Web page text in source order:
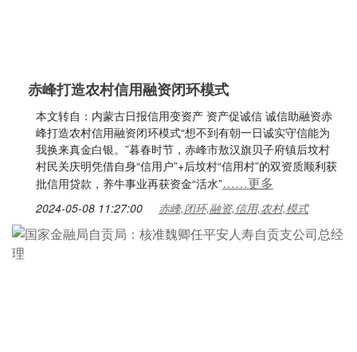
赤峰打造农村信用融资闭环模式
本文转自：内蒙古日报信用变资产 资产促诚信 诚信助融资赤
峰打造农村信用融资闭环模式“想不到有朝一日诚实守信能为
我换来真金白银。”暮春时节，赤峰市敖汉旗贝子府镇后坟村
村民关庆明凭借自身“信用户”+后坟村“信用村”的双资质顺利获
批信用贷款，养牛事业再获资金“活水”……更多
2024-05-08 11:27:00 赤峰,闭环,融资,信用,农村,模式